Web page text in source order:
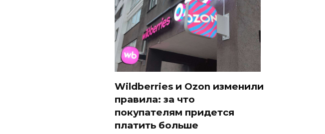
Wildberries и Ozon изменили
правила: за что
покупателям придется
платить больше